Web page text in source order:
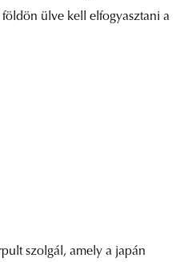
ülve kell elfogyasztani a
szolgál, amely a japán